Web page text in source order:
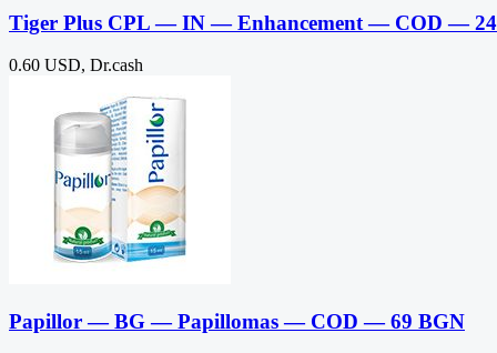
Tiger Plus CPL — IN — Enhancement — COD —
0.60 USD, Dr.cash
Papillor — BG — Papillomas — COD — 69 BGN